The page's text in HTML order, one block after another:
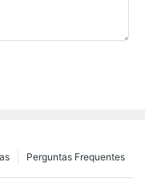
Perguntas Frequentes